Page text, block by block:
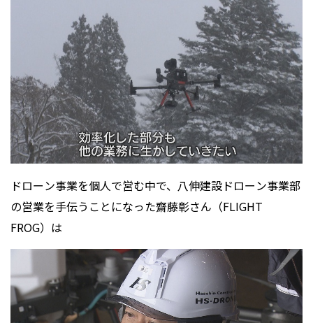
ドローン事業を個人で営む中で、八伸建設ドローン事業部
の営業を手伝うことになった齋藤彰さん（FLIGHT
FROG）は